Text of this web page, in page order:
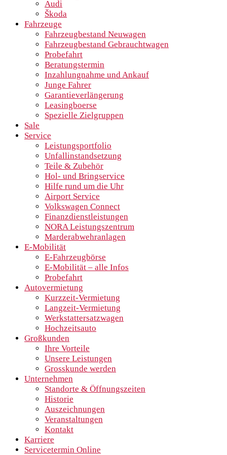
Audi
Škoda
Fahrzeuge
Fahrzeugbestand Neuwagen
Fahrzeugbestand Gebrauchtwagen
Probefahrt
Beratungstermin
Inzahlungnahme und Ankauf
Junge Fahrer
Garantieverlängerung
Leasingboerse
Spezielle Zielgruppen
Sale
Service
Leistungsportfolio
Unfallinstandsetzung
Teile & Zubehör
Hol- und Bringservice
Hilfe rund um die Uhr
Airport Service
Volkswagen Connect
Finanzdienstleistungen
NORA Leistungszentrum
Marderabwehranlagen
E-Mobilität
E-Fahrzeugbörse
E-Mobilität – alle Infos
Probefahrt
Autovermietung
Kurzzeit-Vermietung
Langzeit-Vermietung
Werkstattersatzwagen
Hochzeitsauto
Großkunden
Ihre Vorteile
Unsere Leistungen
Grosskunde werden
Unternehmen
Standorte & Öffnungszeiten
Historie
Auszeichnungen
Veranstaltungen
Kontakt
Karriere
Servicetermin Online